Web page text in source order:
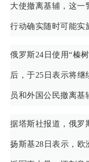
大使撤离基辅，这一
行动确实随时可能实
俄罗斯24日使用“榛
后，于25日表示将
员和外国公民撤离基
据塔斯社报道，俄罗
扬斯基28日表示，欧